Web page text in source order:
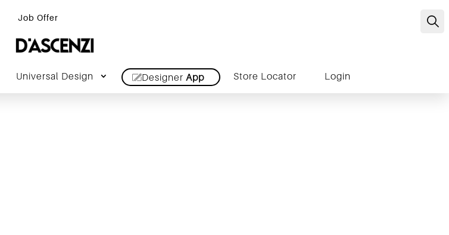
Job Offer
Universal Design Designer App Store Locator Login